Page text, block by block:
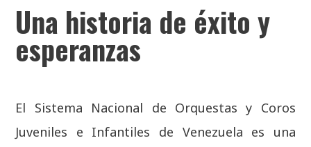
Una historia de éxito y
esperanzas
El Sistema Nacional de Orquestas y Coros
Juveniles e Infantiles de Venezuela es una